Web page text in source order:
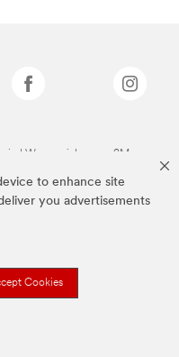
to enhance site
you advertisements
Cookies
Warenzeichen von 3M.